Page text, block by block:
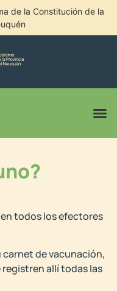
de la Constitución de la
todos los efectores
carnet de vacunación,
allí todas las